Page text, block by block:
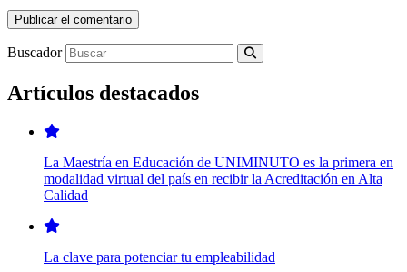
Buscador
Artículos destacados
La Maestría en Educación de UNIMINUTO es la primera en
modalidad virtual del país en recibir la Acreditación en Alta
Calidad
La clave para potenciar tu empleabilidad